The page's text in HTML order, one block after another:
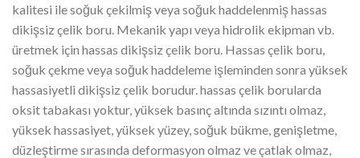
kalitesi ile soğuk çekilmiş veya soğuk haddelenmiş hassas
dikişsiz çelik boru. Mekanik yapı veya hidrolik ekipman vb.
üretmek için hassas dikişsiz çelik boru. Hassas çelik boru,
soğuk çekme veya soğuk haddeleme işleminden sonra yüksek
hassasiyetli dikişsiz çelik borudur. hassas çelik borularda
oksit tabakası yoktur, yüksek basınç altında sızıntı olmaz,
yüksek hassasiyet, yüksek yüzey, soğuk bükme, genişletme,
düzleştirme sırasında deformasyon olmaz ve çatlak olmaz,